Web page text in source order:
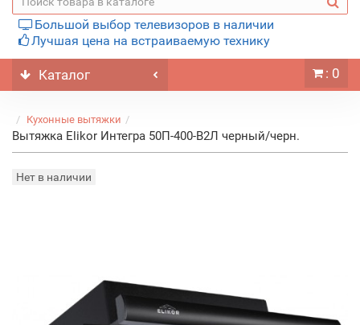
Большой выбор телевизоров в наличии
Лучшая цена на встраиваемую технику
Каталог : 0
Кухонные вытяжки
Вытяжка Elikor Интегра 50П-400-В2Л черный/черн.
Нет в наличии